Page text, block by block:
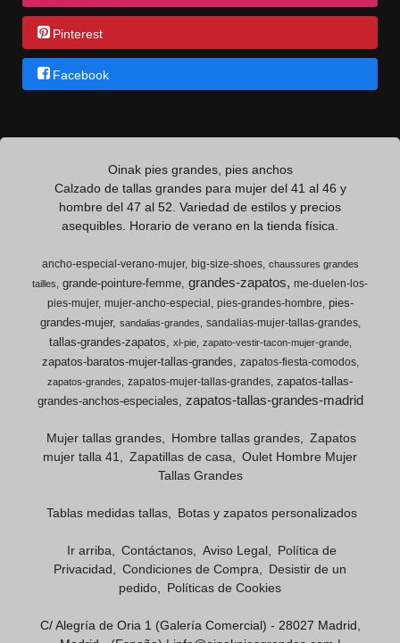
Pinterest
Facebook
Oinak pies grandes, pies anchos
Calzado de tallas grandes para mujer del 41 al 46 y
hombre del 47 al 52. Variedad de estilos y precios
asequibles. Horario de verano en la tienda física.
ancho-especial-verano-mujer big-size-shoes
chaussures grandes
tailles
grande-pointure-femme grandes-zapatos
me-duelen-los-
pies-mujer mujer-ancho-especial pies-grandes-hombre pies-
grandes-mujer
sandalias-grandes sandalias-mujer-tallas-grandes
tallas-grandes-zapatos xl-pie zapato-vestir-tacon-mujer-grande
zapatos-baratos-mujer-tallas-grandes zapatos-fiesta-comodos
zapatos-grandes zapatos-mujer-tallas-grandes zapatos-tallas-
grandes-anchos-especiales zapatos-tallas-grandes-madrid
Mujer tallas grandes Hombre tallas grandes
Zapatos
mujer talla 41
Zapatillas de casa
Oulet Hombre Mujer
Tallas Grandes
Tablas medidas tallas Botas y zapatos personalizados
Ir arriba Contáctanos Aviso Legal
Política de
Privacidad
Condiciones de Compra
Desistir de un
pedido
Políticas de Cookies
C/ Alegría de Oria 1 (Galería Comercial) - 28027 Madrid,